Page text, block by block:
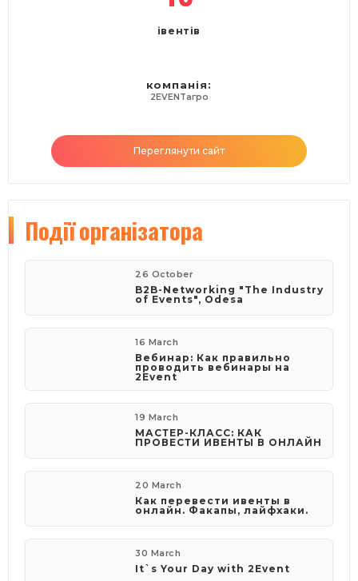
івентів
компанія:
2EVENTагро
Переглянути сайт
Подіїорганізатора
26 October
B2B-Networking "The Industry
of Events", Odesa
16 March
Вебинар: Как правильно
проводить вебинары на
2Event
19 March
МАСТЕР-КЛАСС: КАК
ПРОВЕСТИ ИВЕНТЫ В ОНЛАЙН
20 March
Как перевести ивенты в
онлайн. Факапы, лайфхаки.
30 March
It`s Your Day with 2Event